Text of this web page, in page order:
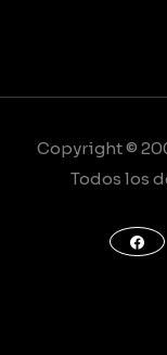
Copyright ©
Todos los